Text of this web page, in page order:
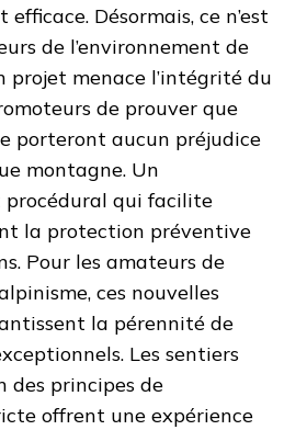
Désormais, ce n’est
de l’environnement de
projet menace l’intégrité du
de prouver que
porteront aucun préjudice
montagne. Un
procédural qui facilite
la protection préventive
Pour les amateurs de
ces nouvelles
la pérennité de
Les sentiers
des principes de
offrent une expérience